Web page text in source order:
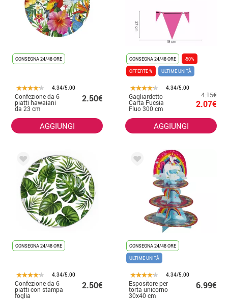
CONSEGNA 24/48 ORE
4.34/5.00
Confezione da 6
piatti hawaiani
da 23 cm
2.50€
AGGIUNGI
CONSEGNA 24/48 ORE
-50%
OFFERTE %
ULTIME UNITÀ
4.34/5.00
Gagliardetto
Carta Fucsia
Fluo 300 cm
4.15€
2.07€
AGGIUNGI
CONSEGNA 24/48 ORE
4.34/5.00
Confezione da 6
piatti con stampa
foglia
2.50€
CONSEGNA 24/48 ORE
ULTIME UNITÀ
4.34/5.00
Espositore per
torta unicorno
30x40 cm
6.99€